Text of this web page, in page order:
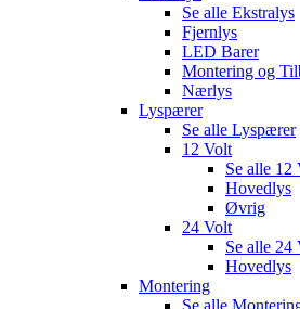
Se alle Ekstralys
Fjernlys
LED Barer
Montering og
Nærlys
Lyspærer
Se alle Lyspærer
12 Volt
Se alle 12
Hovedlys
Øvrig
24 Volt
Se alle 24
Hovedlys
Montering
Se alle